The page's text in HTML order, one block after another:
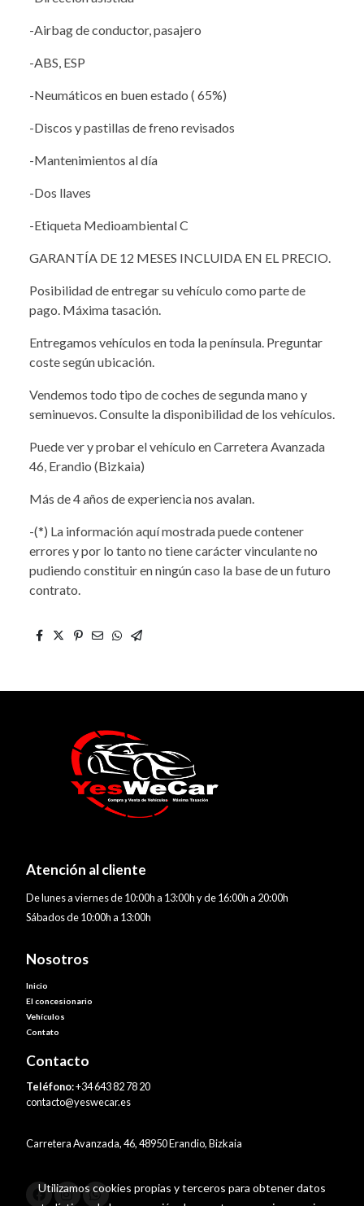
-Airbag de conductor, pasajero
-ABS, ESP
-Neumáticos en buen estado ( 65%)
-Discos y pastillas de freno revisados
-Mantenimientos al día
-Dos llaves
-Etiqueta Medioambiental C
GARANTÍA DE 12 MESES INCLUIDA EN EL PRECIO.
Posibilidad de entregar su vehículo como parte de
pago. Máxima tasación.
Entregamos vehículos en toda la península. Preguntar
coste según ubicación.
Vendemos todo tipo de coches de segunda mano y
seminuevos. Consulte la disponibilidad de los vehículos.
Puede ver y probar el vehículo en Carretera Avanzada
46, Erandio (Bizkaia)
Más de 4 años de experiencia nos avalan.
-(*) La información aquí mostrada puede contener
errores y por lo tanto no tiene carácter vinculante no
pudiendo constituir en ningún caso la base de un futuro
contrato.
Atención al cliente
De lunes a viernes de 10:00h a 13:00h y de 16:00h a 20:00h
Sábados de 10:00h a 13:00h
Nosotros
Inicio
El concesionario
Vehículos
Contato
Contacto
Teléfono:+34 643 82 78 20
contacto@yeswecar.es
Carretera Avanzada, 46, 48950 Erandio, Bizkaia
Utilizamos cookies propias y terceros para obtener datos